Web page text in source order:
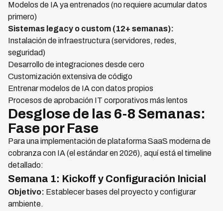
Modelos de IA ya entrenados (no requiere acumular datos
primero)
Sistemas legacy o custom (12+ semanas):
Instalación de infraestructura (servidores, redes,
seguridad)
Desarrollo de integraciones desde cero
Customización extensiva de código
Entrenar modelos de IA con datos propios
Procesos de aprobación IT corporativos más lentos
Desglose de las 6-8 Semanas:
Fase por Fase
Para una implementación de plataforma SaaS moderna de
cobranza con IA (el estándar en 2026), aquí está el timeline
detallado:
Semana 1: Kickoff y Configuración Inicial
Objetivo: Establecer bases del proyecto y configurar
ambiente.